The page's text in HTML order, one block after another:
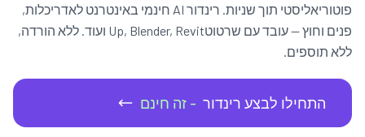
פוטוריאליסטי תוך שניות. רינדור AI חינמי באינטרנט לאדריכלות,
פנים וחוץ — עובד עם שרטוטUp, Blender, Revit ועוד. ללא הורדה,
ללא תוספים.
התחילו לבצע רינדור - זה חינם